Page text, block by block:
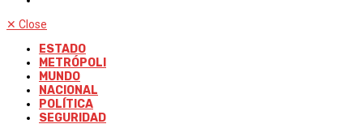
✕ Close
ESTADO
METRÓPOLI
MUNDO
NACIONAL
POLÍTICA
SEGURIDAD